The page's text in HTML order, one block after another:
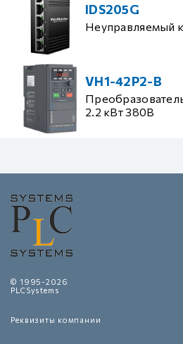
IDS205G
Неуправляемый
VH1-42P2-B
2.2 кВт 380В
© 1995-2026
PLCSystems
Реквизиты компании